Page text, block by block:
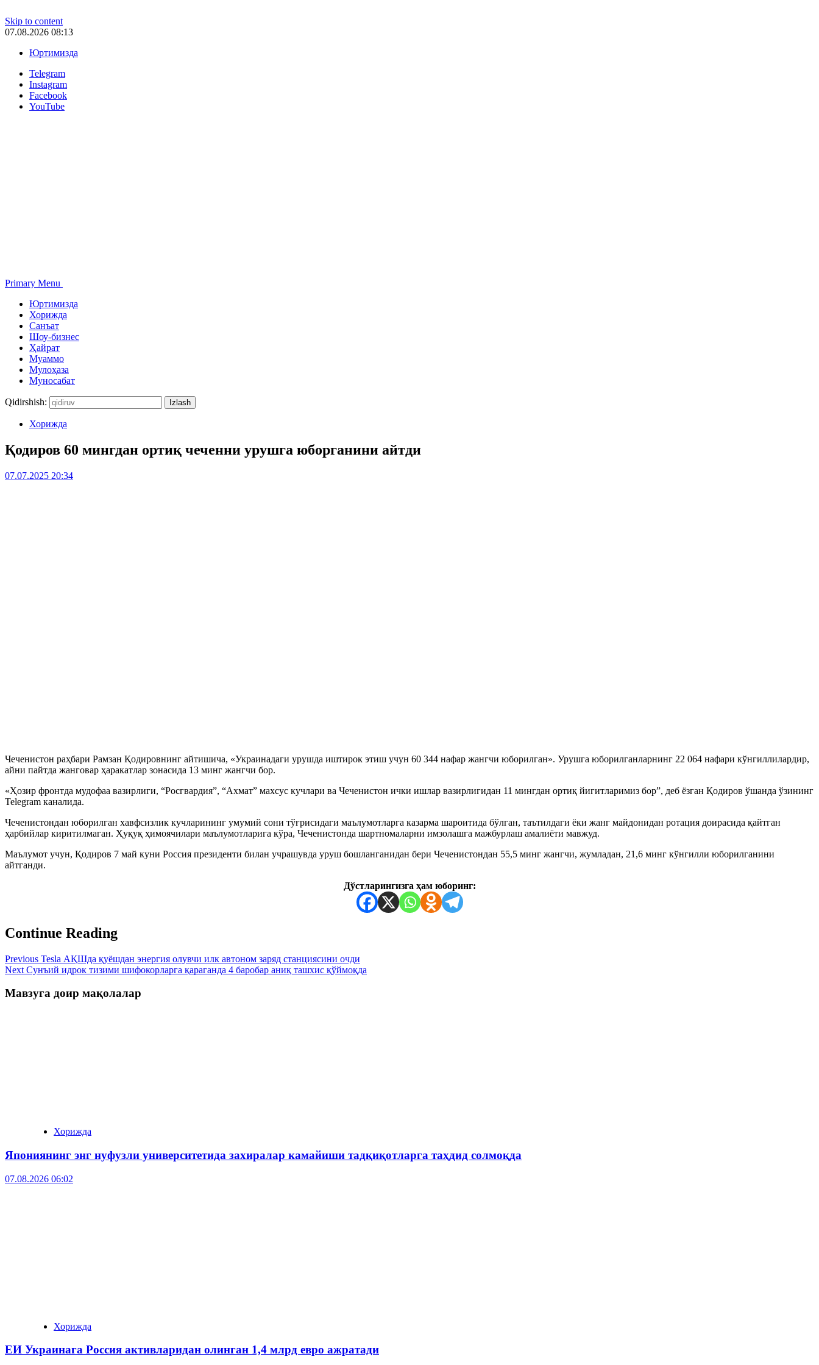
Skip to content
07.08.2026 08:13
Юртимизда
Telegram
Instagram
Facebook
YouTube
Primary Menu
Юртимизда
Хорижда
Санъат
Шоу-бизнес
Ҳайрат
Муаммо
Мулоҳаза
Муносабат
Qidirshish:
Хорижда
Қодиров 60 мингдан ортиқ чеченни урушга юборганини айтди
07.07.2025 20:34
Чеченистон раҳбари Рамзан Қодировнинг айтишича, «Украинадаги урушда иштирок этиш учун 60 344 нафар жангчи юборилган». Урушга юборилганларнинг 22 064 нафари кўнгиллилардир,
айни пайтда жанговар ҳаракатлар зонасида 13 минг жангчи бор.
«Ҳозир фронтда мудофаа вазирлиги, “Росгвардия”, “Ахмат” махсус кучлари ва Чеченистон ички ишлар вазирлигидан 11 мингдан ортиқ йигитларимиз бор”, деб ёзган Қодиров ўшанда ўзининг
Telegram каналида.
Чеченистондан юборилган хавфсизлик кучларининг умумий сони тўғрисидаги маълумотларга казарма шароитида бўлган, таътилдаги ёки жанг майдонидан ротация доирасида қайтган
ҳарбийлар киритилмаган. Ҳуқуқ ҳимоячилари маълумотларига кўра, Чеченистонда шартномаларни имзолашга мажбурлаш амалиёти мавжуд.
Маълумот учун, Қодиров 7 май куни Россия президенти билан учрашувда уруш бошланганидан бери Чеченистондан 55,5 минг жангчи, жумладан, 21,6 минг кўнгилли юборилганини
айтганди.
Дўстларингизга ҳам юборинг:
Continue Reading
Previous Tesla АҚШда қуёшдан энергия олувчи илк автоном заряд станциясини очди
Next Сунъий идрок тизими шифокорларга қараганда 4 баробар аниқ ташхис қўймоқда
Мавзуга доир мақолалар
Хорижда
Япониянинг энг нуфузли университетида захиралар камайиши тадқиқотларга таҳдид солмоқда
07.08.2026 06:02
Хорижда
ЕИ Украинага Россия активларидан олинган 1,4 млрд евро ажратади